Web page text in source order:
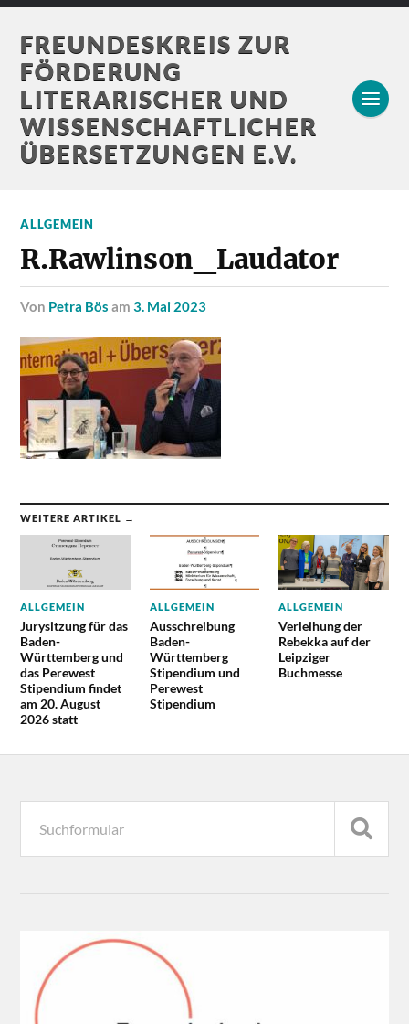
FREUNDESKREIS ZUR
FÖRDERUNG
LITERARISCHER UND
WISSENSCHAFTLICHER
ÜBERSETZUNGEN E.V.
ALLGEMEIN
R.Rawlinson_Laudator
von Petra Bös am3. Mai 2023
WEITERE ARTIKEL →
ALLGEMEIN
Jurysitzung für das
Baden-
Württemberg und
das Perewest
Stipendium findet
am 20. August
2026 statt
ALLGEMEIN
Ausschreibung
Baden-
Württemberg
Stipendium und
Perewest
Stipendium
ALLGEMEIN
Verleihung der
Rebekka auf der
Leipziger
Buchmesse